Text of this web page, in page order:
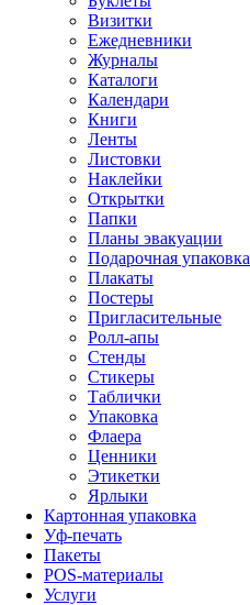
Визитки
Ежедневники
Журналы
Каталоги
Календари
Книги
Ленты
Листовки
Наклейки
Открытки
Папки
Планы эвакуации
Подарочная упаковка
Плакаты
Постеры
Пригласительные
Ролл-апы
Стенды
Стикеры
Таблички
Упаковка
Флаера
Ценники
Этикетки
Ярлыки
Картонная упаковка
Уф-печать
Пакеты
POS-материалы
Услуги